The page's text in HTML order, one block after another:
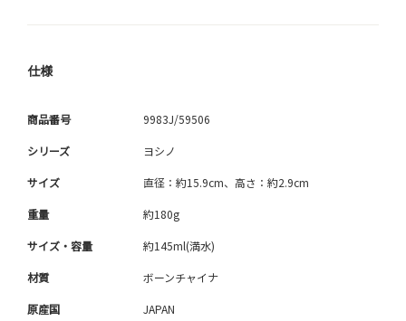
仕様
商品番号 9983J/59506
シリーズ ヨシノ
サイズ 直径：約15.9cm、高さ：約2.9cm
重量 約180g
サイズ・容量 約145ml(満水)
材質 ボーンチャイナ
原産国 JAPAN